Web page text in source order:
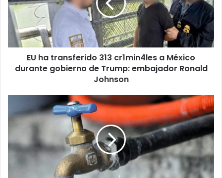
cr1min4les
a
México
durante
gobierno
Trump:
EU ha transferido 313 cr1min4les a México
durante gobierno de Trump: embajador Ronald
Johnson
AVISO:
Hoy
el
agua